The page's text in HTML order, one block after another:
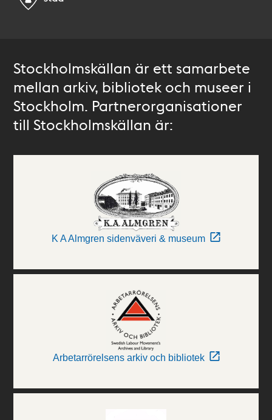
Stockholmskällan är ett samarbete
mellan arkiv, bibliotek och museer i
Stockholm. Partnerorganisationer
till Stockholmskällan är:
K A Almgren sidenväveri & museum
Arbetarrörelsens arkiv och bibliotek